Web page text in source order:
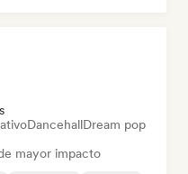
DancehallDream pop
mayor impacto